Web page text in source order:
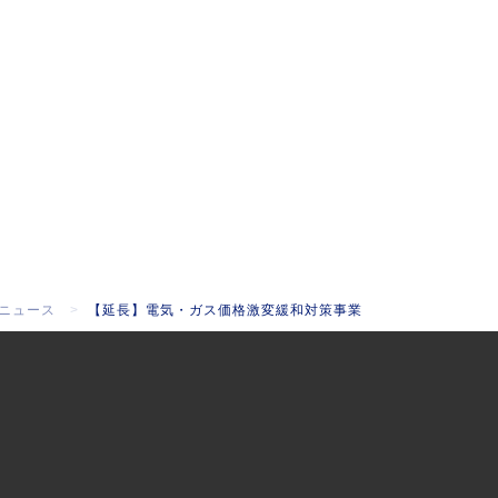
ュース 【延長】電気・ガス価格激変緩和対策事業